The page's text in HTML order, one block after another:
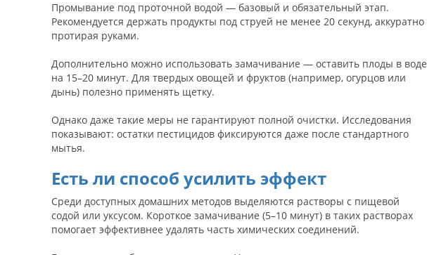
Промывание под проточной водой — базовый и обязательный этап.
Рекомендуется держать продукты под струей не менее 20 секунд, аккуратно
протирая руками.
Дополнительно можно использовать замачивание — оставить плоды в воде
на 15–20 минут. Для твердых овощей и фруктов (например, огурцов или
дынь) полезно применять щетку.
Однако даже такие меры не гарантируют полной очистки. Исследования
показывают: остатки пестицидов фиксируются даже после стандартного
мытья.
Есть ли способ усилить эффект
Среди доступных домашних методов выделяются растворы с пищевой
содой или уксусом. Короткое замачивание (5–10 минут) в таких растворах
помогает эффективнее удалять часть химических соединений.